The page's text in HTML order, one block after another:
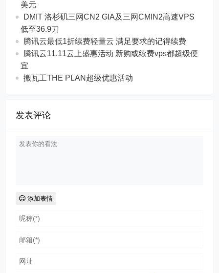
美元
DMIT 洛杉矶三网CN2 GIA及三网CMIN2高速VPS
低至36.9刀
腾讯云最低1折续费轻量云 满足要求的记得续费
腾讯云11.11云上盛惠活动 新购或续费vps都超级便
宜
搬瓦工THE PLAN超级优惠活动
发表评论
添加表情